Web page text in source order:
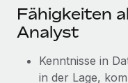
Fähigkeiten
Analyst
Kenntnisse in
in der Lage,